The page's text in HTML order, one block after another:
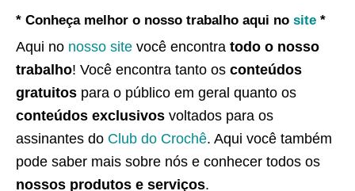
* Conheça melhor o nosso trabalho aqui no site *
Aqui no nosso site você encontra todo o nosso
trabalho! Você encontra tanto os conteúdos
gratuitos para o público em geral quanto os
conteúdos exclusivos voltados para os
assinantes do Club do Crochê. Aqui você também
pode saber mais sobre nós e conhecer todos os
nossos produtos e serviços.